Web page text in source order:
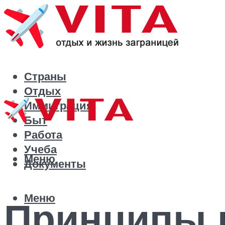
Страны
Отдых
Иммиграция
Быт
Работа
Учеба
Документы
Меню
Меню